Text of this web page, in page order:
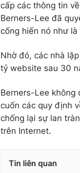
cấp các thông tin
Berners-Lee đã
cống hiến nó như
Nhờ đó, các nhà
tỷ website sau 30
Berners-Lee không
cuốn các quy định
chống lại sự lan
trên Internet.
Tin liên quan